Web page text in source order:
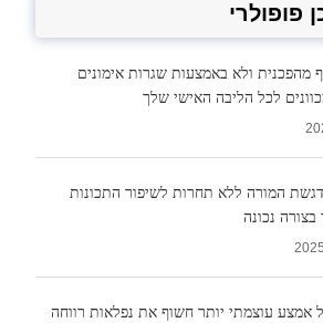
פופולרי
מהפכנית ולא באמצעות שגרות אימונים
לכל הליבה האישי שלך
המורה ללא תחרות לשיפור התכונות
נכונה
אמצע עוצמתי יותר חשוף את נפלאות רווחה